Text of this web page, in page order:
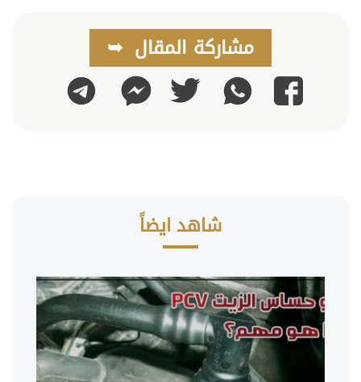
مشاركة المقال
فيسبوك
واتساب تويتر ماسنجر
شاهد ايضاً